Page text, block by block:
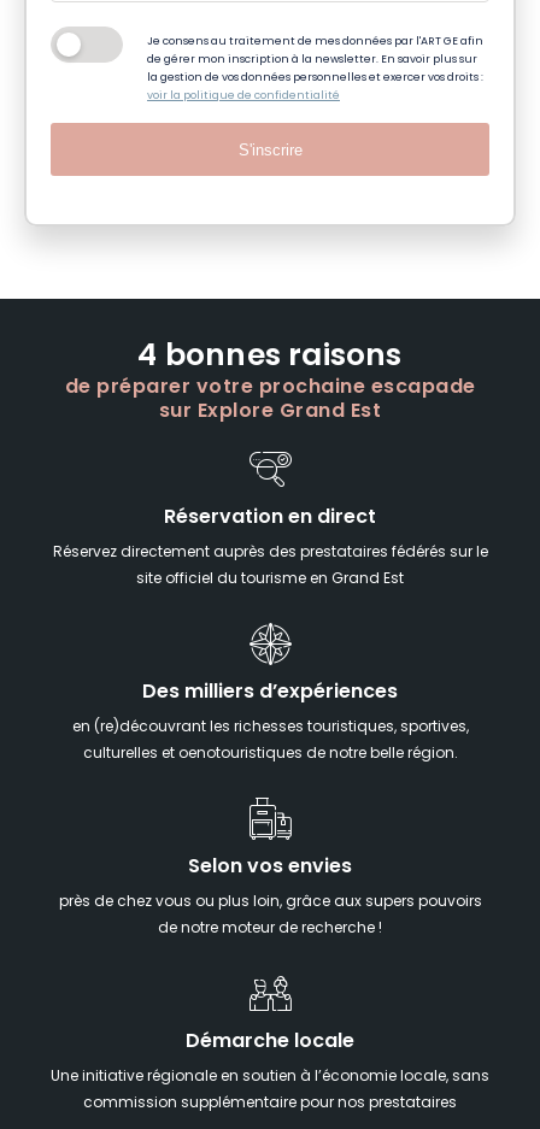
Je consens au traitement de mes données par l'ART GE afin
de gérer mon inscription à la newsletter. En savoir plus sur
la gestion de vos données personnelles et exercer vos droits :
voir la politique de confidentialité
S'inscrire
4 bonnes raisons
de préparer votre prochaine escapade
sur Explore Grand Est
Réservation en direct
Réservez directement auprès des prestataires fédérés sur le
site officiel du tourisme en Grand Est
Des milliers d’expériences
en (re)découvrant les richesses touristiques, sportives,
culturelles et oenotouristiques de notre belle région.
Selon vos envies
près de chez vous ou plus loin, grâce aux supers pouvoirs
de notre moteur de recherche !
Démarche locale
Une initiative régionale en soutien à l’économie locale, sans
commission supplémentaire pour nos prestataires